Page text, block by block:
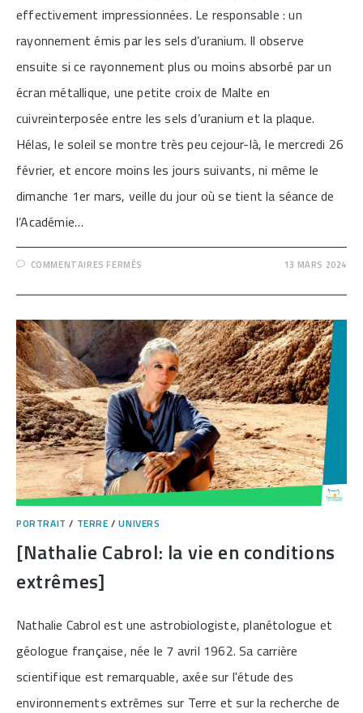
effectivement impressionnées. Le responsable : un
rayonnement émis par les sels d’uranium. Il observe
ensuite si ce rayonnement plus ou moins absorbé par un
écran métallique, une petite croix de Malte en
cuivreinterposée entre les sels d’uranium et la plaque.
Hélas, le soleil se montre très peu cejour-là, le mercredi 26
février, et encore moins les jours suivants, ni même le
dimanche 1er mars, veille du jour où se tient la séance de
l’Académie…
COMMENTAIRES FERMÉS
DE
A
BOULEVERSÉ
LE
MONDE]
13 MARS 2024
PORTRAIT / TERRE /UNIVERS
[Nathalie Cabrol: la vie en conditions
extrêmes]
Nathalie Cabrol est une astrobiologiste, planétologue et
géologue française, née le 7 avril 1962. Sa carrière
scientifique est remarquable, axée sur l'étude des
environnements extrêmes sur Terre et sur la recherche de